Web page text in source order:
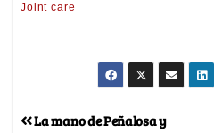
La mano de Peñalosa y